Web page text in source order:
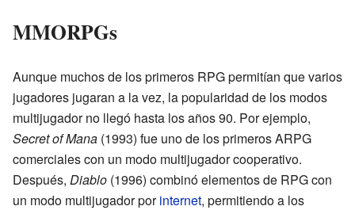
MMORPGs
Aunque muchos de los primeros RPG permitían que varios
jugadores jugaran a la vez, la popularidad de los modos
multijugador no llegó hasta los años 90. Por ejemplo,
Secret of Mana (1993) fue uno de los primeros ARPG
comerciales con un modo multijugador cooperativo.
Después, Diablo (1996) combinó elementos de RPG con
un modo multijugador porinternet, permitiendo a los